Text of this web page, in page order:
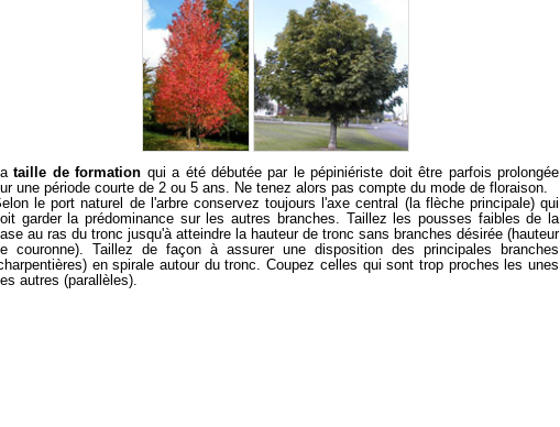
taille de formation qui a été débutée par le pépiniériste doit être parfois prolongée
une période courte de 2 ou 5 ans. Ne tenez alors pas compte du mode de floraison.
le port naturel de l'arbre conservez toujours l'axe central (la flèche principale) qui
garder la prédominance sur les autres branches. Taillez les pousses faibles de la
au ras du tronc jusqu'à atteindre la hauteur de tronc sans branches désirée (hauteur
couronne). Taillez de façon à assurer une disposition des principales branches
en spirale autour du tronc. Coupez celles qui sont trop proches les unes
autres (parallèles).